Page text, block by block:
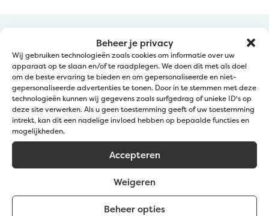
Beheer je privacy
Wij gebruiken technologieën zoals cookies om informatie over uw
apparaat op te slaan en/of te raadplegen. We doen dit met als doel
om de beste ervaring te bieden en om gepersonaliseerde en niet-
gepersonaliseerde advertenties te tonen. Door in te stemmen met deze
technologieën kunnen wij gegevens zoals surfgedrag of unieke ID's op
deze site verwerken. Als u geen toestemming geeft of uw toestemming
intrekt, kan dit een nadelige invloed hebben op bepaalde functies en
mogelijkheden.
Accepteren
Weigeren
Beheer opties
Service clientèle
Bel:+32 50 36 77 20
info@jatu.be
van 9u-12u en 12u 30-17u30